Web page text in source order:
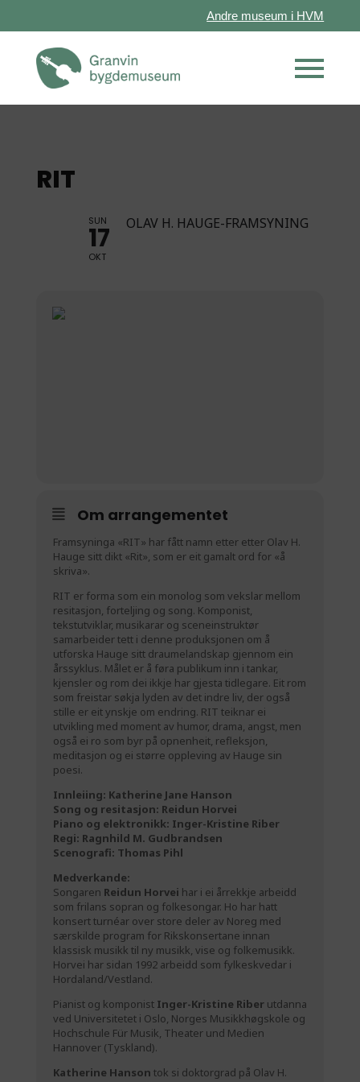
Andre museum i HVM
RIT
SUN
17
OKT
OLAV H. HAUGE-FRAMSYNING
Om arrangementet
Framsyninga «RIT» har fått namn etter etter Olav H.
Hauge sitt dikt «Rit», som er eit gamalt ord for «å
skriva».
RIT er forma som ein monolog som vekslar mellom
resitasjon, forteljing og song. Komponist,
tekstutviklar, musikarar og sceneinstruktør
samarbeider tett i denne produksjonen om å
utforska Hauge sitt draumelandskap gjennom ein
årssyklus. Målet er å føra publikum inn i tankar,
kjensler og rom dei ikkje har gjesta tidlegare. Eit rom
som freistar søkja lyden av det indre liv, der også
stille er eit ynskje om endring. RIT teiknar ei
utvikling med moment av humor, drama, angst, men
også ei ro som byr på opnenheit, refleksjon,
meditasjon og ei større oppleving av Hauge sin
poesi.
Innleiing: Katherine Jane Hanson
Song og resitasjon: Reidun Horvei
Piano og elektronikk: Inger-Kristine Riber
Regi: Ragnhild M. Gudbrandsen
Scenografi: Thomas Pihl
Medverkande:
Songaren Reidun Horvei har i ei årrekkje arbeidd
som frilans sopran og folkesongar. Ho har hatt
konsert turnéar over store deler av Noreg med
særskilde program for Rikskonsertane innan
klassisk musikk til ny musikk, vise og folkemusikk.
Horvei har sidan 1992 arbeidd som fylkeskvedar i
Hordaland/Vestland.
Pianist og komponist Inger-Kristine Riber utdanna
ved Universitetet i Oslo, Norges Musikkhøgskole og
Hochschule Für Musik, Theater und Medien
Hannover (Tyskland).
Katherine Hanson tok si doktorgrad på Olav H.